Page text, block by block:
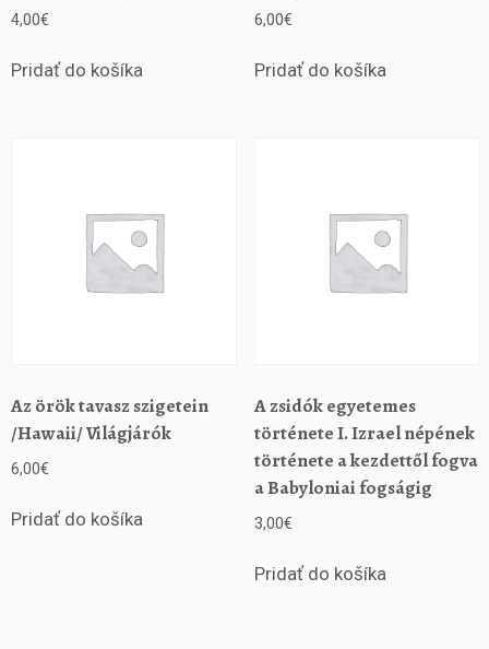
4,00€
Pridať do košíka
6,00€
Pridať do košíka
Az örök tavasz szigetein
/Hawaii/ Világjárók
6,00€
Pridať do košíka
A zsidók egyetemes
története I. Izrael népének
története a kezdettől fogva
a Babyloniai fogságig
3,00€
Pridať do košíka